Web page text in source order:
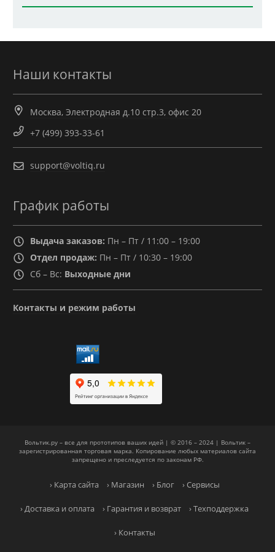
Наши контакты
Москва, Электродная д.10 стр.3, офис 20
+7 (499) 393-33-61
support@voltiq.ru
График работы
Выдача заказов: Пн – Пт / 11:00 – 19:00
Отдел продаж: Пн – Пт / 10:30 – 19:00
Сб – Вс: Выходные дни
Контакты и режим работы
Вольтик.ру – все для прототипов ваших идей | © 2016 – 2024 | Вольтик –
зарегистрированная торговая марка. Копирование любых материалов сайта
запрещено и преследуется по законам РФ.
› Карта сайта › Магазин › Блог › Сервисы
› Доставка и оплата › Гарантия и возврат › Техподдержка
› Контакты